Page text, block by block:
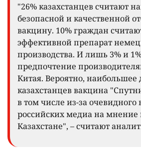
"26% казахстанцев считают
безопасной и качественной
вакцину. 10% граждан
эффективной препарат
производства. И лишь 3% и
предпочтение
Китая. Вероятно, наибольшее
казахстанцев вакцина
в том числе из-за очевидного
российских медиа на мнение
Казахстане", – считают